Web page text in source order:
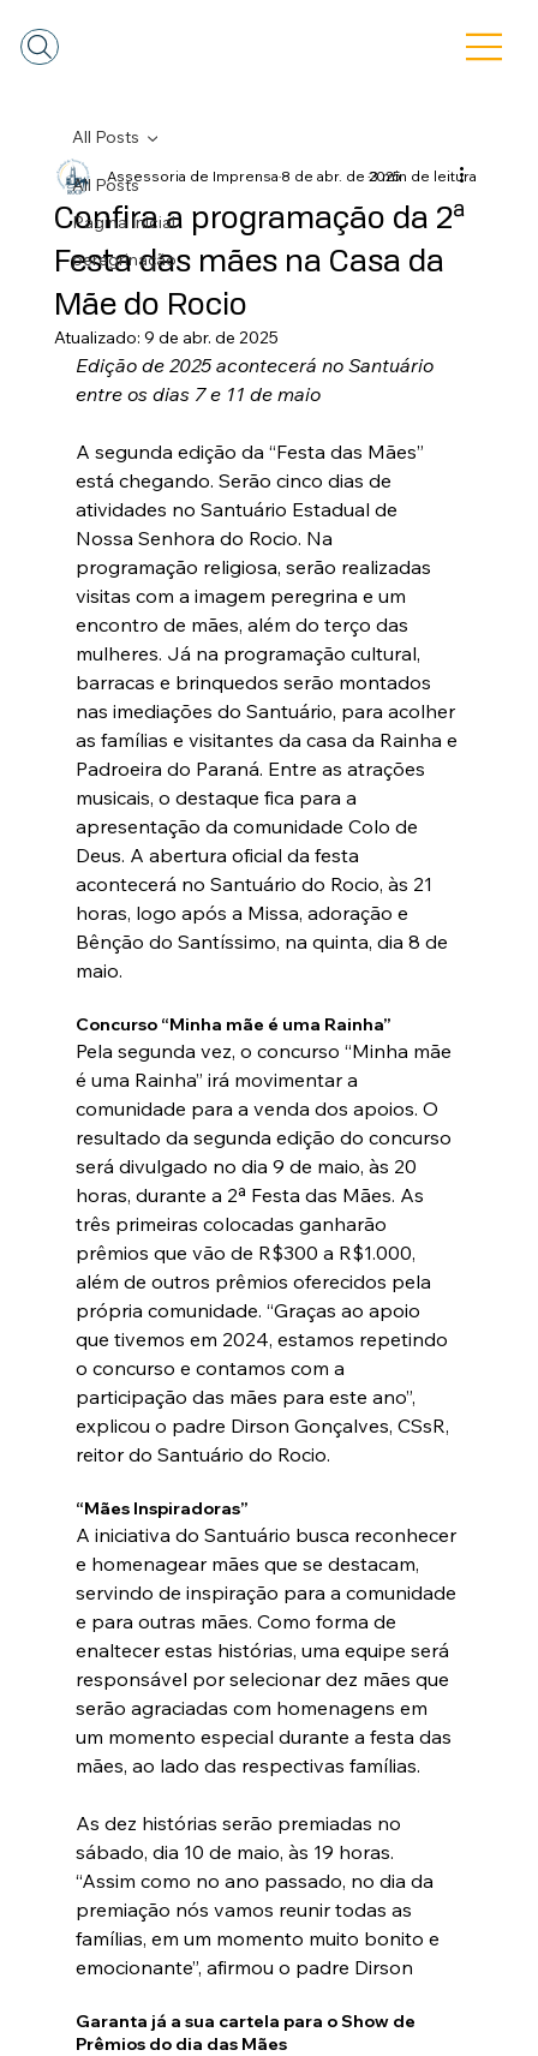
All Posts
Pagina Inicial
peregrinação
All Posts
Confira a programação da 2ª
Festa das mães na Casa da
Mãe do Rocio
Assessoria de Imprensa8 de abr. de 20253 min de leitura
Atualizado: 9 de abr. de 2025
Edição de 2025 acontecerá no Santuário
entre os dias 7 e 11 de maio
A segunda edição da “Festa das Mães”
está chegando. Serão cinco dias de
atividades no Santuário Estadual de
Nossa Senhora do Rocio. Na
programação religiosa, serão realizadas
visitas com a imagem peregrina e um
encontro de mães, além do terço das
mulheres. Já na programação cultural,
barracas e brinquedos serão montados
nas imediações do Santuário, para acolher
as famílias e visitantes da casa da Rainha e
Padroeira do Paraná. Entre as atrações
musicais, o destaque fica para a
apresentação da comunidade Colo de
Deus. A abertura oficial da festa
acontecerá no Santuário do Rocio, às 21
horas, logo após a Missa, adoração e
Bênção do Santíssimo, na quinta, dia 8 de
maio.
Concurso “Minha mãe é uma Rainha”
Pela segunda vez, o concurso “Minha mãe
é uma Rainha” irá movimentar a
comunidade para a venda dos apoios. O
resultado da segunda edição do concurso
será divulgado no dia 9 de maio, às 20
horas, durante a 2ª Festa das Mães. As
três primeiras colocadas ganharão
prêmios que vão de R$300 a R$1.000,
além de outros prêmios oferecidos pela
própria comunidade. “Graças ao apoio
que tivemos em 2024, estamos repetindo
o concurso e contamos com a
participação das mães para este ano”,
explicou o padre Dirson Gonçalves, CSsR,
reitor do Santuário do Rocio.
“Mães Inspiradoras”
A iniciativa do Santuário busca reconhecer
e homenagear mães que se destacam,
servindo de inspiração para a comunidade
e para outras mães. Como forma de
enaltecer estas histórias, uma equipe será
responsável por selecionar dez mães que
serão agraciadas com homenagens em
um momento especial durante a festa das
mães, ao lado das respectivas famílias.
As dez histórias serão premiadas no
sábado, dia 10 de maio, às 19 horas.
“Assim como no ano passado, no dia da
premiação nós vamos reunir todas as
famílias, em um momento muito bonito e
emocionante”, afirmou o padre Dirson
Garanta já a sua cartela para o Show de
Prêmios do dia das Mães